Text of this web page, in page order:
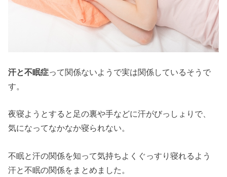
汗と不眠症って関係ないようで実は関係しているそうで
す。
夜寝ようとすると足の裏や手などに汗がびっしょりで、
気になってなかなか寝られない。
不眠と汗の関係を知って気持ちよくぐっすり寝れるよう
汗と不眠の関係をまとめました。